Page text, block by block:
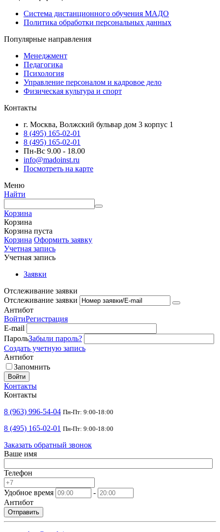
Система дистанционного обучения МАДО
Политика обработки персональных данных
Популярные направления
Менеджмент
Педагогика
Психология
Управление персоналом и кадровое дело
Физическая культура и спорт
Контакты
г. Москва, Волжский бульвар дом 3 корпус 1
8 (495) 165-02-01
8 (495) 165-02-01
Пн-Вс 9.00 - 18.00
info@madoinst.ru
Посмотреть на карте
Меню
Найти
Корзина
Корзина
Корзина пуста
Корзина Оформить заявку
Учетная запись
Учетная запись
Заявки
Отслеживание заявки
Отслеживание заявки
Антибот
ВойтиРегистрация
E-mail
ПарольЗабыли пароль?
Создать учетную запись
Антибот
Запомнить
Войти
Контакты
Контакты
8 (963) 996-54-04 Пн-Пт: 9:00-18:00
8 (495) 165-02-01 Пн-Пт: 9:00-18:00
Заказать обратный звонок
Ваше имя
Телефон
Удобное время
-
Антибот
Отправить